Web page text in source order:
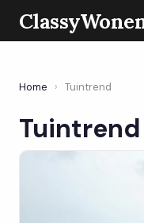
Home › Tuintrend
Tuintrend